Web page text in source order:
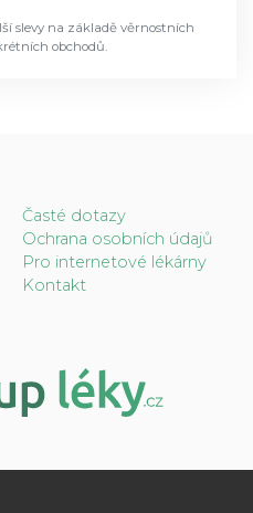
slevy na základě věrnostních
obchodů.
Časté dotazy
Ochrana osobních údajů
Pro internetové lékárny
Kontakt